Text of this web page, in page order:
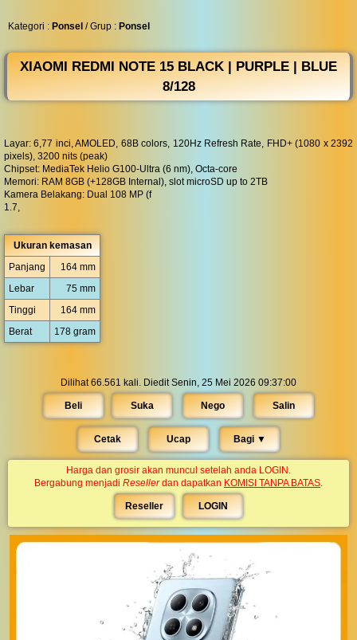
Kategori : Ponsel / Grup : Ponsel
XIAOMI REDMI NOTE 15 BLACK | PURPLE | BLUE
8/128
Layar: 6,77 inci, AMOLED, 68B colors, 120Hz Refresh Rate, FHD+ (1080 x 2392
pixels), 3200 nits (peak)
Chipset: MediaTek Helio G100-Ultra (6 nm), Octa-core
Memori: RAM 8GB (+128GB Internal), slot microSD up to 2TB
Kamera Belakang: Dual 108 MP (f
1.7,
Ukuran kemasan
Panjang
164 mm
Lebar
75 mm
Tinggi
164 mm
Berat
178 gram
Dilihat 66.561 kali. Diedit Senin, 25 Mei 2026 09:37:00
Beli Suka Nego Salin
Cetak Ucap Bagi ▼︎
Harga dan grosir akan muncul setelah anda LOGIN.
Bergabung menjadi Resellerdan dapatkan KOMISI TANPA BATAS.
Reseller LOGIN